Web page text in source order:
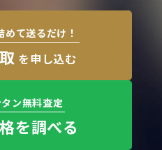
て送るだけ！
を申し込む
ン無料査定
を調べる